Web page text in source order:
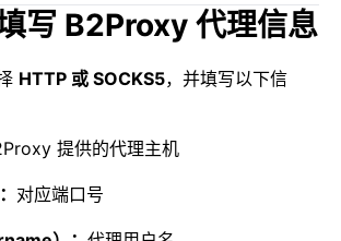
写 B2Proxy 代理信息
HTTP 或 SOCKS5，并填写以下信
提供的代理主机
对应端口号